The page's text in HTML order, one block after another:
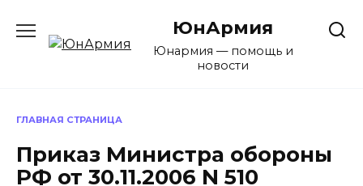
содержанию
ЮнАрмия
Юнармия — помощь и
новости
ГЛАВНАЯ СТРАНИЦА
Приказ Министра обороны
РФ от 30.11.2006 N 510